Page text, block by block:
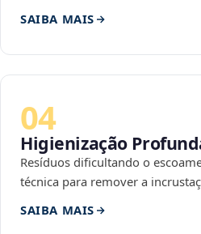
SAIBA MAIS
04
Higienização
Resíduos dificultando o
técnica para remover a
SAIBA MAIS